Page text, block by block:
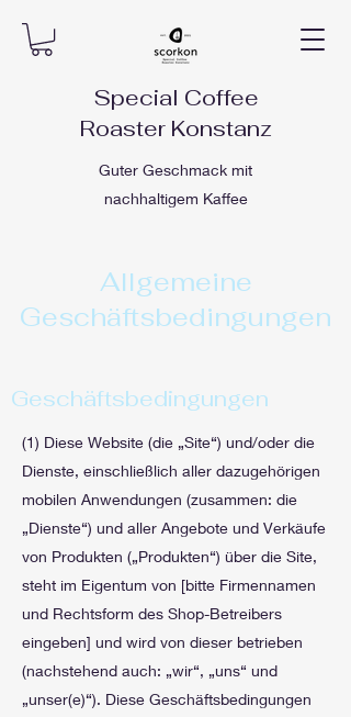
Special Coffee
Roaster Konstanz
Guter Geschmack mit
nachhaltigem Kaffee
Allgemeine
Geschäftsbedingungen
Geschäftsbedingungen
(1) Diese Website (die „Site“) und/oder die
Dienste, einschließlich aller dazugehörigen
mobilen Anwendungen (zusammen: die
„Dienste“) und aller Angebote und Verkäufe
von Produkten („Produkten“) über die Site,
steht im Eigentum von [bitte Firmennamen
und Rechtsform des Shop-Betreibers
eingeben] und wird von dieser betrieben
(nachstehend auch: „wir“, „uns“ und
„unser(e)“). Diese Geschäftsbedingungen